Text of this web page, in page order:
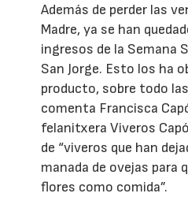
Además de perder las
Madre, ya se han
ingresos de la Semana
San Jorge. Esto los ha
producto, sobre todo
comenta Francisca
felanitxera Viveros
de “viveros que han
manada de ovejas para
flores como comida”.